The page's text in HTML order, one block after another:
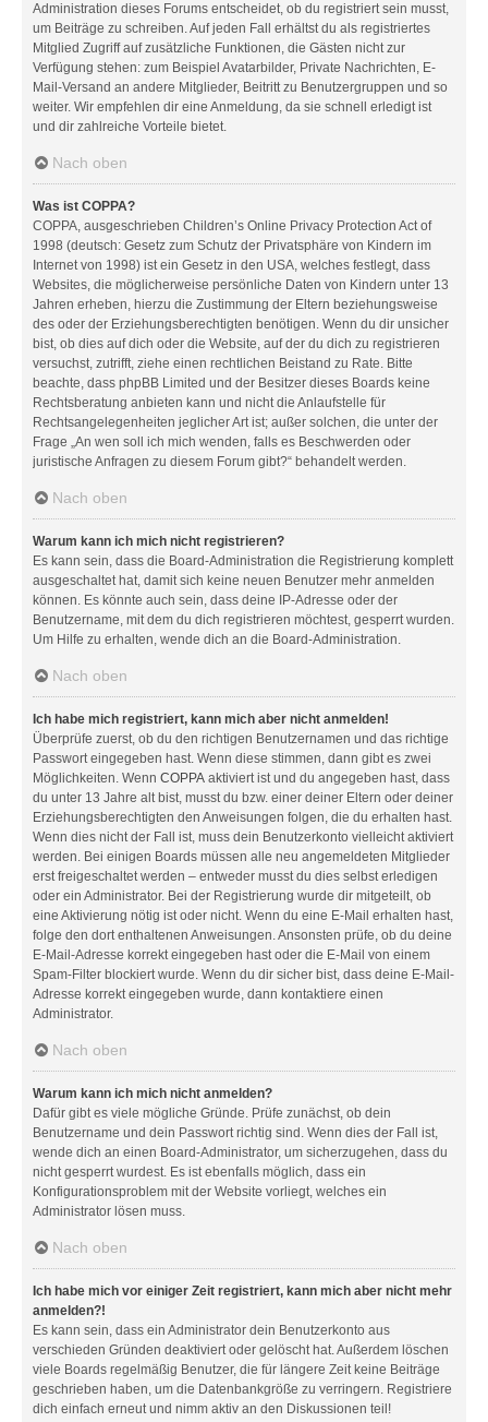
Administration dieses Forums entscheidet, ob du registriert sein musst,
um Beiträge zu schreiben. Auf jeden Fall erhältst du als registriertes
Mitglied Zugriff auf zusätzliche Funktionen, die Gästen nicht zur
Verfügung stehen: zum Beispiel Avatarbilder, Private Nachrichten, E-
Mail-Versand an andere Mitglieder, Beitritt zu Benutzergruppen und so
weiter. Wir empfehlen dir eine Anmeldung, da sie schnell erledigt ist
und dir zahlreiche Vorteile bietet.
Nach oben
Was ist COPPA?
COPPA, ausgeschrieben Children’s Online Privacy Protection Act of
1998 (deutsch: Gesetz zum Schutz der Privatsphäre von Kindern im
Internet von 1998) ist ein Gesetz in den USA, welches festlegt, dass
Websites, die möglicherweise persönliche Daten von Kindern unter 13
Jahren erheben, hierzu die Zustimmung der Eltern beziehungsweise
des oder der Erziehungsberechtigten benötigen. Wenn du dir unsicher
bist, ob dies auf dich oder die Website, auf der du dich zu registrieren
versuchst, zutrifft, ziehe einen rechtlichen Beistand zu Rate. Bitte
beachte, dass phpBB Limited und der Besitzer dieses Boards keine
Rechtsberatung anbieten kann und nicht die Anlaufstelle für
Rechtsangelegenheiten jeglicher Art ist; außer solchen, die unter der
Frage „An wen soll ich mich wenden, falls es Beschwerden oder
juristische Anfragen zu diesem Forum gibt?“ behandelt werden.
Nach oben
Warum kann ich mich nicht registrieren?
Es kann sein, dass die Board-Administration die Registrierung komplett
ausgeschaltet hat, damit sich keine neuen Benutzer mehr anmelden
können. Es könnte auch sein, dass deine IP-Adresse oder der
Benutzername, mit dem du dich registrieren möchtest, gesperrt wurden.
Um Hilfe zu erhalten, wende dich an die Board-Administration.
Nach oben
Ich habe mich registriert, kann mich aber nicht anmelden!
Überprüfe zuerst, ob du den richtigen Benutzernamen und das richtige
Passwort eingegeben hast. Wenn diese stimmen, dann gibt es zwei
Möglichkeiten. Wenn COPPA aktiviert ist und du angegeben hast, dass
du unter 13 Jahre alt bist, musst du bzw. einer deiner Eltern oder deiner
Erziehungsberechtigten den Anweisungen folgen, die du erhalten hast.
Wenn dies nicht der Fall ist, muss dein Benutzerkonto vielleicht aktiviert
werden. Bei einigen Boards müssen alle neu angemeldeten Mitglieder
erst freigeschaltet werden – entweder musst du dies selbst erledigen
oder ein Administrator. Bei der Registrierung wurde dir mitgeteilt, ob
eine Aktivierung nötig ist oder nicht. Wenn du eine E-Mail erhalten hast,
folge den dort enthaltenen Anweisungen. Ansonsten prüfe, ob du deine
E-Mail-Adresse korrekt eingegeben hast oder die E-Mail von einem
Spam-Filter blockiert wurde. Wenn du dir sicher bist, dass deine E-Mail-
Adresse korrekt eingegeben wurde, dann kontaktiere einen
Administrator.
Nach oben
Warum kann ich mich nicht anmelden?
Dafür gibt es viele mögliche Gründe. Prüfe zunächst, ob dein
Benutzername und dein Passwort richtig sind. Wenn dies der Fall ist,
wende dich an einen Board-Administrator, um sicherzugehen, dass du
nicht gesperrt wurdest. Es ist ebenfalls möglich, dass ein
Konfigurationsproblem mit der Website vorliegt, welches ein
Administrator lösen muss.
Nach oben
Ich habe mich vor einiger Zeit registriert, kann mich aber nicht mehr
anmelden?!
Es kann sein, dass ein Administrator dein Benutzerkonto aus
verschieden Gründen deaktiviert oder gelöscht hat. Außerdem löschen
viele Boards regelmäßig Benutzer, die für längere Zeit keine Beiträge
geschrieben haben, um die Datenbankgröße zu verringern. Registriere
dich einfach erneut und nimm aktiv an den Diskussionen teil!